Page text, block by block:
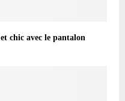
chic avec le pantalon